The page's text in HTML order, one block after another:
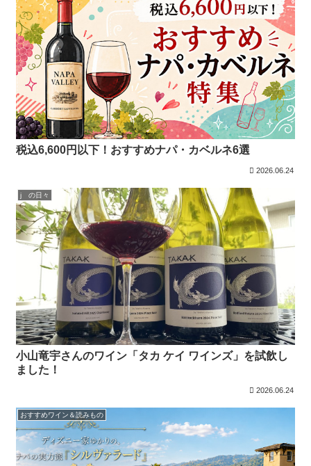
税込6,600円以下！おすすめナパ・カベルネ6選
2026.06.24
j の日々
小山竜宇さんのワイン「タカ ケイ ワインズ」を試飲し
ました！
2026.06.24
おすすめワイン＆読みもの